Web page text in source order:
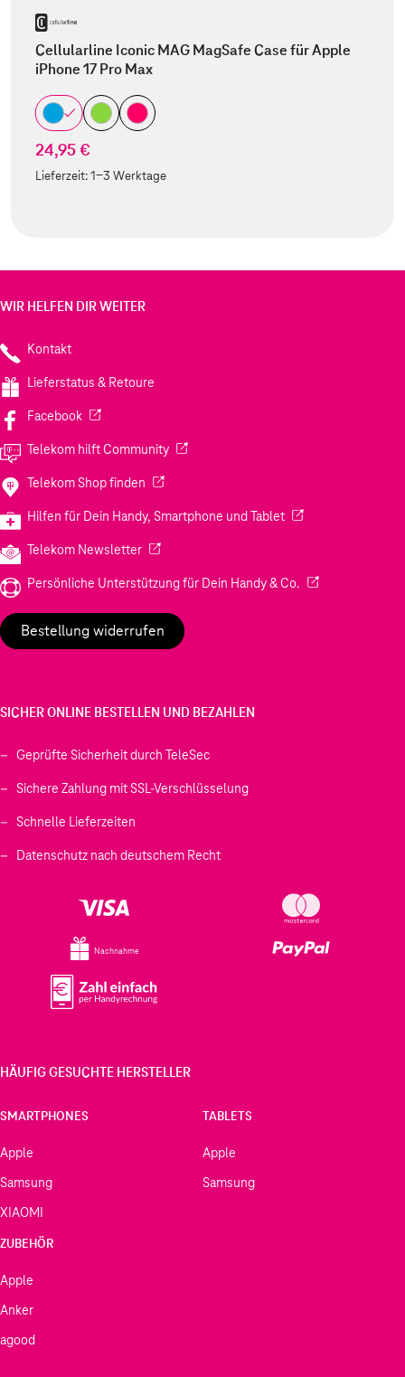
Cellularline Iconic MAG MagSafe Case für Apple
iPhone 17 Pro Max
24,95 €
Lieferzeit:1-3 Werktage
WIR HELFEN DIR WEITER
Kontakt
Lieferstatus & Retoure
Facebook(Wird in einem neuen Tab geöffnet)
Telekom hilft Community(Wird in einem neuen Tab geöffnet)
Telekom Shop finden (Wird in einem neuen Tab geöffnet)
Hilfen für Dein Handy, Smartphone und Tablet(Wird in einem
Telekom Newsletter(Wird in einem neuen Tab geöffnet)
Persönliche Unterstützung für Dein Handy & Co. (Wird in einem
Bestellung widerrufen
SICHER ONLINE BESTELLEN UND BEZAHLEN
Geprüfte Sicherheit durch TeleSec
Sichere Zahlung mit SSL-Verschlüsselung
Schnelle Lieferzeiten
Datenschutz nach deutschem Recht
Nachnahme
HÄUFIG GESUCHTE HERSTELLER
SMARTPHONES
Apple
Samsung
XIAOMI
TABLETS
Apple
Samsung
ZUBEHÖR
Apple
Anker
agood